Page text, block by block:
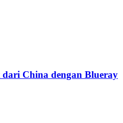
China dengan Blueray